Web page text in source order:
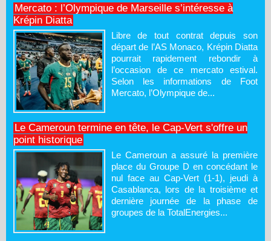
Mercato : l’Olympique de Marseille s’intéresse à
Krépin Diatta
Libre de tout contrat depuis son
départ de l’AS Monaco, Krépin Diatta
pourrait rapidement rebondir à
l’occasion de ce mercato estival.
Selon les informations de Foot
Mercato, l’Olympique de...
Le Cameroun termine en tête, le Cap-Vert s'offre un
point historique
Le Cameroun a assuré la première
place du Groupe D en concédant le
nul face au Cap-Vert (1-1), jeudi à
Casablanca, lors de la troisième et
dernière journée de la phase de
groupes de la TotalEnergies...